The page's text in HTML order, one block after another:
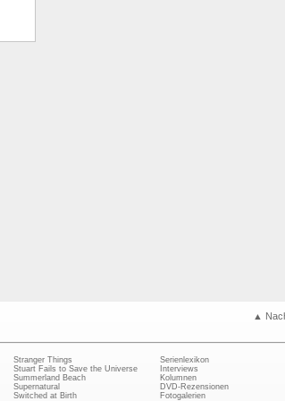
▲
Stranger Things
Stuart Fails to Save the Universe
Summerland Beach
Supernatural
Switched at Birth
Serienlexikon
Interviews
Kolumnen
DVD-Rezensionen
Fotogalerien